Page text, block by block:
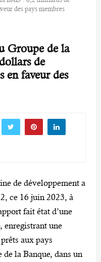
des pays membres
Groupe de la
de
en faveur des
de développement a
ce 16 juin 2023, à
fait état d’une
enregistrant une
aux pays
la Banque, dans un